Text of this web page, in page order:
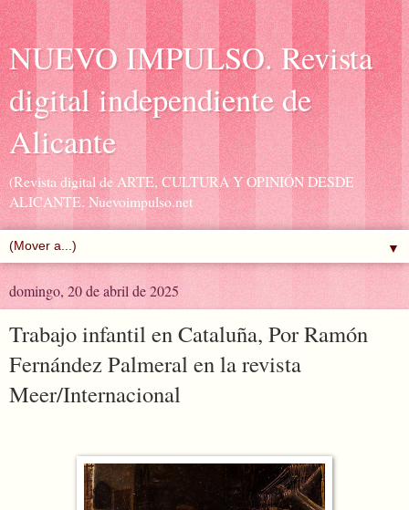
NUEVO IMPULSO. Revista
digital independiente de
Alicante
(Revista digital de ARTE, CULTURA Y OPINIÓN DESDE
ALICANTE. Nuevoimpulso.net
▼
domingo, 20 de abril de 2025
Trabajo infantil en Cataluña, Por Ramón
Fernández Palmeral en la revista
Meer/Internacional